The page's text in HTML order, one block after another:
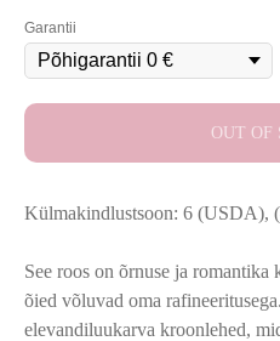
Garantii
OUT OF
Külmakindlustsoon: 6 (USDA),
See roos on õrnuse ja romantika
õied võluvad oma
elevandiluukarva kroonlehed,